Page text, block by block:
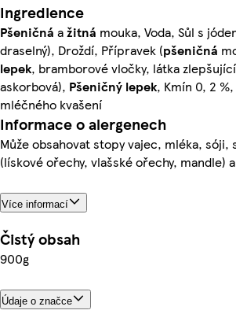
Ingredience
Pšeničná ažitná mouka, Voda, Sůl s
draselný), Droždí, Přípravek (pšeničná
lepek, bramborové vločky, látka
askorbová), Pšeničný lepek, Kmín 0, 2 %,
mléčného kvašení
Informace o alergenech
Může obsahovat stopy vajec, mléka, sóji,
(lískové ořechy, vlašské ořechy, mandle)
Více informací
Čistý obsah
900g
Údaje o značce